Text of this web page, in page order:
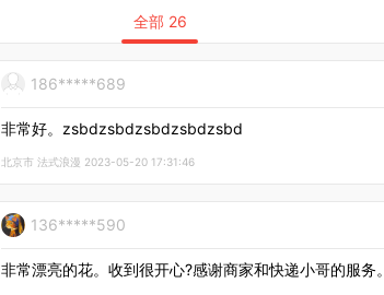
186*****689
非常好。zsbdzsbdzsbdzsbdzsbd
北京市 法式浪漫 2023-05-20 17:31:46
136*****590
非常漂亮的花。收到很开心?感谢商家和快递小哥的服务。
全部 26